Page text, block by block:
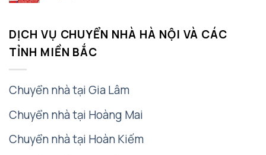
DỊCH VỤ CHUYỂN NHÀ HÀ NỘI VÀ CÁC
TỈNH MIỀN BẮC
Chuyển nhà tại Gia Lâm
Chuyển nhà tại Hoàng Mai
Chuyển nhà tại Hoàn Kiếm